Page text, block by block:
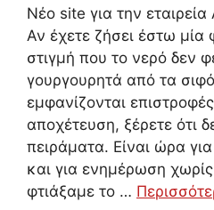
Νέο site για την
Αν έχετε ζήσει έστω
στιγμή που το νερό δεν
γουργουρητά από τα
εμφανίζονται
αποχέτευση, ξέρετε ότι
πειράματα. Είναι ώρα
και για ενημέρωση
φτιάξαμε το …